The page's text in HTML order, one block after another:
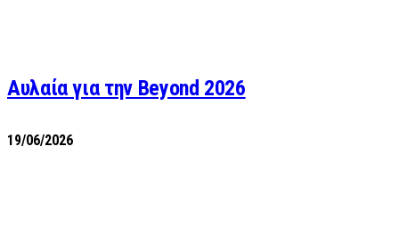
Αυλαία για την Beyond 2026
19/06/2026